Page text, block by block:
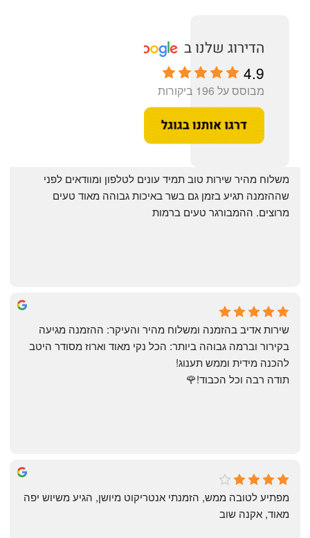
4.9
מבוסס על 196 ביקורות
May Azulay
a month ago
מרוצים. ההמבורגר טעים ברמות
michal gottfried
4 months ago
להכנה מידית וממש תענוג!
תודה רבה וכל הכבוד!🌹
מאוד, אקנה שוב